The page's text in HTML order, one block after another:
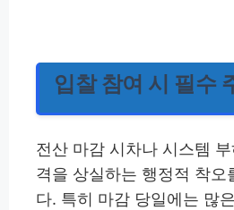
입찰 참여 시 필수
전산 마감 시차나 시스템
격을 상실하는 행정적 착오
다. 특히 마감 당일에는 많